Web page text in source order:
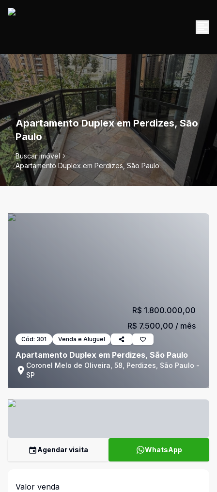
Apartamento Duplex em Perdizes, São
Paulo
Buscar imóvel
Apartamento Duplex em Perdizes, São Paulo
Cód: 301 Venda e Aluguel
Apartamento Duplex em Perdizes, São Paulo
Coronel Melo de Oliveira, 58, Perdizes, São Paulo -
SP
R$ 1.800.000,00
R$ 7.500,00 / mês
Agendar visita WhatsApp
Valor venda